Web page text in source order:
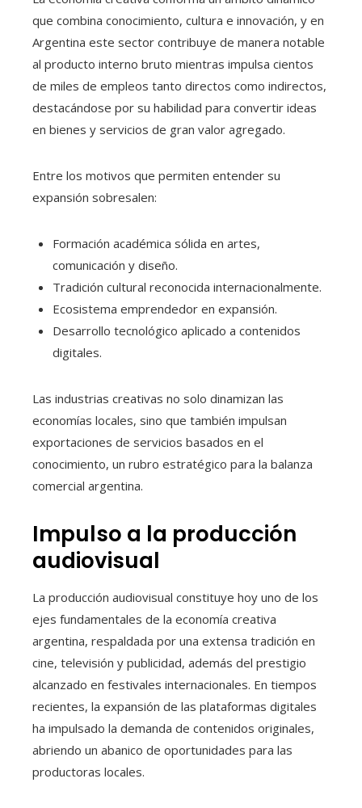
que combina conocimiento, cultura e innovación, y en
Argentina este sector contribuye de manera notable
al producto interno bruto mientras impulsa cientos
de miles de empleos tanto directos como indirectos,
destacándose por su habilidad para convertir ideas
en bienes y servicios de gran valor agregado.
Entre los motivos que permiten entender su
expansión sobresalen:
Formación académica sólida en artes,
comunicación y diseño.
Tradición cultural reconocida internacionalmente.
Ecosistema emprendedor en expansión.
Desarrollo tecnológico aplicado a contenidos
digitales.
Las industrias creativas no solo dinamizan las
economías locales, sino que también impulsan
exportaciones de servicios basados en el
conocimiento, un rubro estratégico para la balanza
comercial argentina.
Impulso a la producción
audiovisual
La producción audiovisual constituye hoy uno de los
ejes fundamentales de la economía creativa
argentina, respaldada por una extensa tradición en
cine, televisión y publicidad, además del prestigio
alcanzado en festivales internacionales. En tiempos
recientes, la expansión de las plataformas digitales
ha impulsado la demanda de contenidos originales,
abriendo un abanico de oportunidades para las
productoras locales.